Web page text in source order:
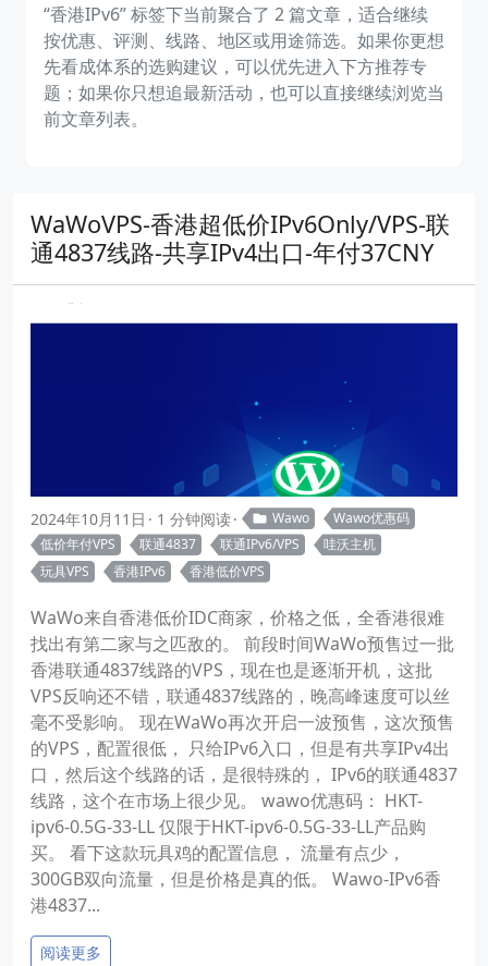
“香港IPv6” 标签下当前聚合了 2 篇文章，适合继续
按优惠、评测、线路、地区或用途筛选。如果你更想
先看成体系的选购建议，可以优先进入下方推荐专
题；如果你只想追最新活动，也可以直接继续浏览当
前文章列表。
WaWoVPS-香港超低价IPv6Only/VPS-联
通4837线路-共享IPv4出口-年付37CNY
2024年10月11日 1 分钟阅读 Wawo
Wawo优惠码
低价年付VPS
联通4837 联通IPv6/VPS
哇沃主机
玩具VPS
香港IPv6 香港低价VPS
WaWo来自香港低价IDC商家，价格之低，全香港很难
找出有第二家与之匹敌的。 前段时间WaWo预售过一批
香港联通4837线路的VPS，现在也是逐渐开机，这批
VPS反响还不错，联通4837线路的，晚高峰速度可以丝
毫不受影响。 现在WaWo再次开启一波预售，这次预售
的VPS，配置很低， 只给IPv6入口，但是有共享IPv4出
口，然后这个线路的话，是很特殊的， IPv6的联通4837
线路，这个在市场上很少见。 wawo优惠码： HKT-
ipv6-0.5G-33-LL 仅限于HKT-ipv6-0.5G-33-LL产品购
买。 看下这款玩具鸡的配置信息， 流量有点少，
300GB双向流量，但是价格是真的低。 Wawo-IPv6香
港4837...
阅读更多